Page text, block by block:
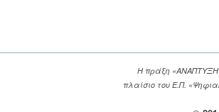
Η πράξη «ΑΝΑΠΤΥΞΗ
πλαίσιο του Ε.Π.